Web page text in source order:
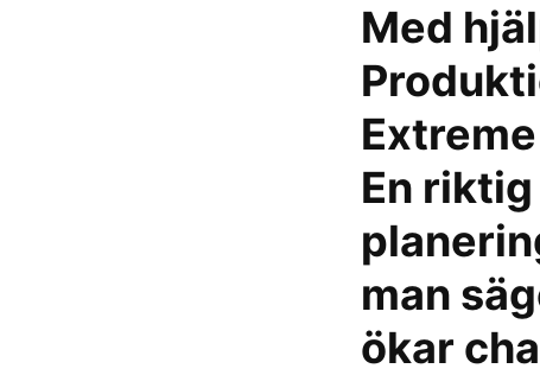
Med
En
man
ökar